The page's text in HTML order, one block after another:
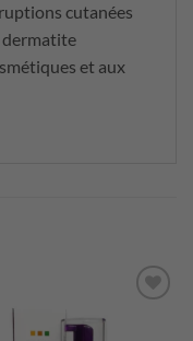
cutanées
dermatite
et aux